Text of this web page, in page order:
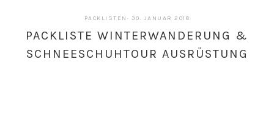
PACKLISTEN · 30. JANUAR 2018
2019
PACKLISTE WINTERWANDERUNG &
SCHNEESCHUHTOUR AUSRÜSTUNG